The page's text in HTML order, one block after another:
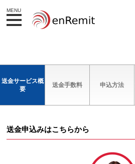
MENU
送金サービス概
要
送金手数料 申込方法
送金申込みはこちらから